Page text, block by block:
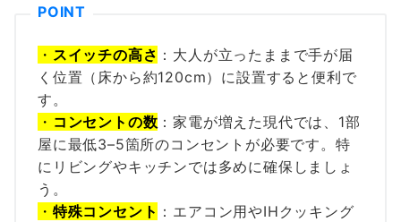
・ スイッチの高さ ：大人が立ったままで手が届
く位置（床から約120cm）に設置すると便利で
す。
・ コンセントの数 ：家電が増えた現代では、1部
屋に最低3–5箇所のコンセントが必要です。特
にリビングやキッチンでは多めに確保しましょ
う。
・ 特殊コンセント ：エアコン用やIHクッキング